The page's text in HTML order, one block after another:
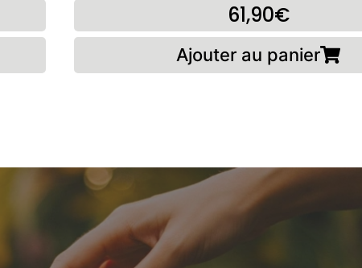
61,90€
Ajouter au panier